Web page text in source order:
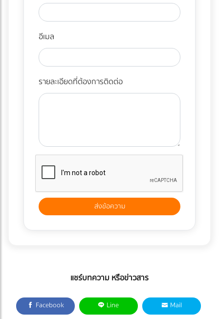
อีเมล
รายละเอียดที่ต้องการติดต่อ
แชร์บทความ หรือข่าวสาร
Facebook Line Mail